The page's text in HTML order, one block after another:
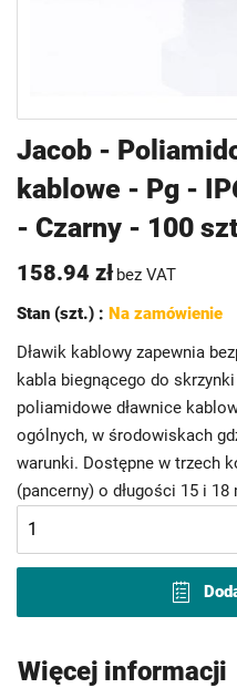
Jacob -
kablowe - Pg -
- Czarny - 100
158.94 zł bez VAT
Stan (szt.) : Na zamówienie
Dławik kablowy zapewnia
kabla biegnącego do
poliamidowe dławnice
ogólnych, w środowiskach
warunki. Dostępne w trzech
(pancerny) o długości 15 i
na
początek
galerii
Więcej informacji